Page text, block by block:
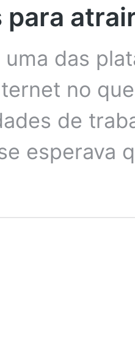
para
uma das
no
de
esperava